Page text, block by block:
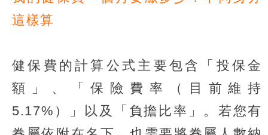
這樣算
健保費的計算公式主要包含「投保金
額」、「保險費率（目前維持
5.17%）」以及「負擔比率」。若您有